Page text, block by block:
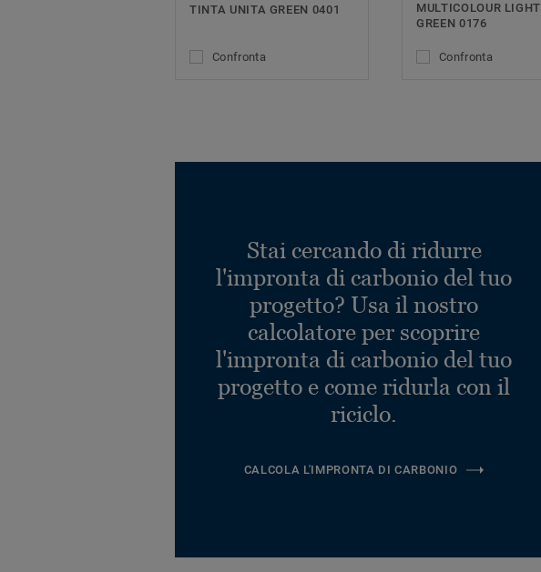
TINTA UNITA GREEN 0401
Confronta
MULTICOLOUR LIGHT
GREEN 0176
Confronta
Stai cercando di ridurre
l'impronta di carbonio del tuo
progetto? Usa il nostro
calcolatore per scoprire
l'impronta di carbonio del tuo
progetto e come ridurla con il
riciclo.
CALCOLA L'IMPRONTA DI CARBONIO